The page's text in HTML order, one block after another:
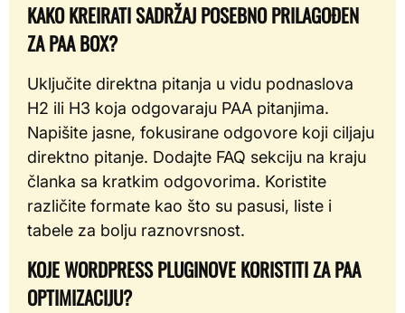
KAKO KREIRATI SADRŽAJ POSEBNO PRILAGOĐEN
ZA PAA BOX?
Uključite direktna pitanja u vidu podnaslova
H2 ili H3 koja odgovaraju PAA pitanjima.
Napišite jasne, fokusirane odgovore koji ciljaju
direktno pitanje. Dodajte FAQ sekciju na kraju
članka sa kratkim odgovorima. Koristite
različite formate kao što su pasusi, liste i
tabele za bolju raznovrsnost.
KOJE WORDPRESS PLUGINOVE KORISTITI ZA PAA
OPTIMIZACIJU?